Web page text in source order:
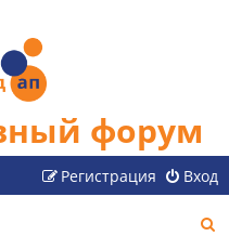
форум
Вход
Регистрация